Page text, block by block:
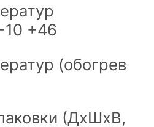
10 +46
(обогрев
(ДхШxВ,